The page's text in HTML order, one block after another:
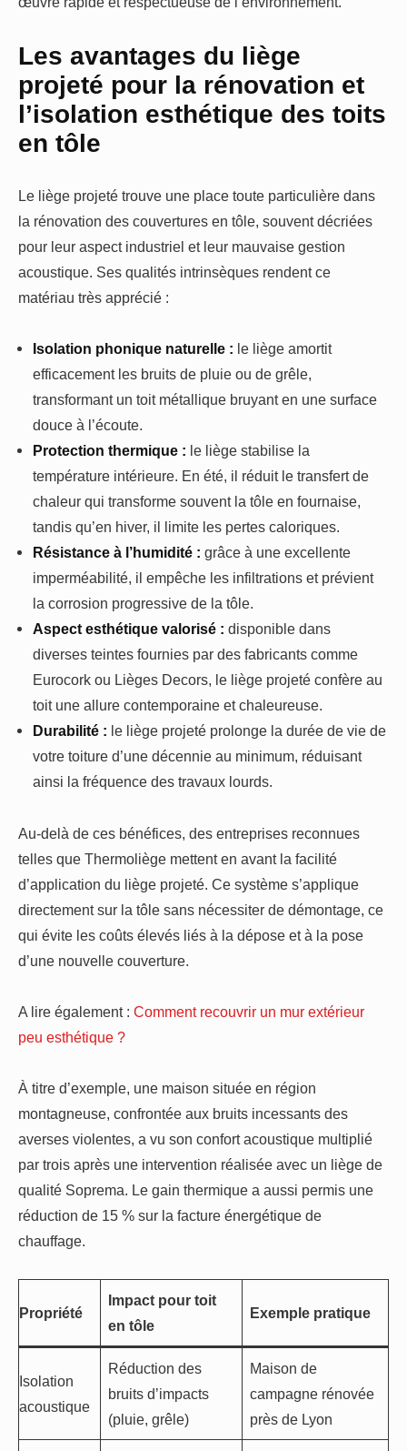
Les avantages du liège
projeté pour la rénovation et
l’isolation esthétique des toits
en tôle
Le liège projeté trouve une place toute particulière dans
la rénovation des couvertures en tôle, souvent décriées
pour leur aspect industriel et leur mauvaise gestion
acoustique. Ses qualités intrinsèques rendent ce
matériau très apprécié :
Isolation phonique naturelle : le liège amortit
efficacement les bruits de pluie ou de grêle,
transformant un toit métallique bruyant en une surface
douce à l’écoute.
Protection thermique : le liège stabilise la
température intérieure. En été, il réduit le transfert de
chaleur qui transforme souvent la tôle en fournaise,
tandis qu’en hiver, il limite les pertes caloriques.
Résistance à l’humidité : grâce à une excellente
imperméabilité, il empêche les infiltrations et prévient
la corrosion progressive de la tôle.
Aspect esthétique valorisé : disponible dans
diverses teintes fournies par des fabricants comme
Eurocork ou Lièges Decors, le liège projeté confère au
toit une allure contemporaine et chaleureuse.
Durabilité : le liège projeté prolonge la durée de vie de
votre toiture d’une décennie au minimum, réduisant
ainsi la fréquence des travaux lourds.
Au-delà de ces bénéfices, des entreprises reconnues
telles que Thermoliège mettent en avant la facilité
d’application du liège projeté. Ce système s’applique
directement sur la tôle sans nécessiter de démontage, ce
qui évite les coûts élevés liés à la dépose et à la pose
d’une nouvelle couverture.
A lire également : Comment recouvrir un mur extérieur
peu esthétique ?
À titre d’exemple, une maison située en région
montagneuse, confrontée aux bruits incessants des
averses violentes, a vu son confort acoustique multiplié
par trois après une intervention réalisée avec un liège de
qualité Soprema. Le gain thermique a aussi permis une
réduction de 15 % sur la facture énergétique de
chauffage.
Propriété
Impact pour toit
en tôle
Exemple pratique
Isolation
acoustique
Réduction des
bruits d’impacts
(pluie, grêle)
Maison de
campagne rénovée
près de Lyon